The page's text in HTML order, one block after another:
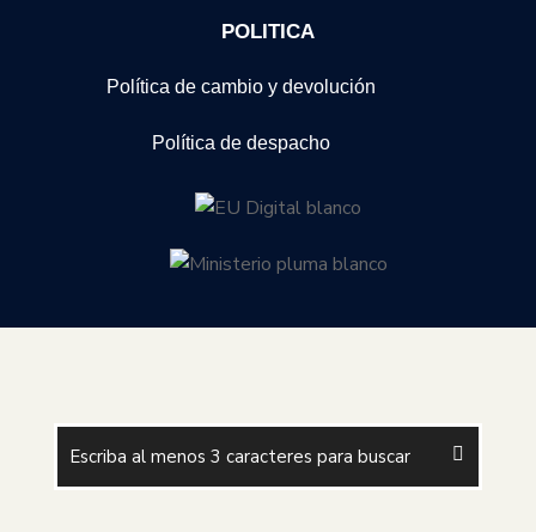
POLITICA
Política de cambio y devolución
Política de despacho